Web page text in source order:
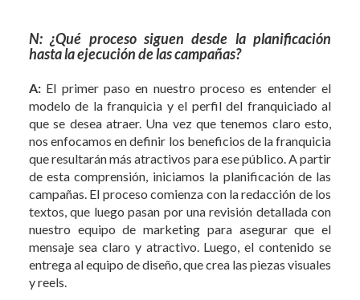
N: ¿Qué proceso siguen desde la planificación
hasta la ejecución de las campañas?
A: El primer paso en nuestro proceso es entender el
modelo de la franquicia y el perfil del franquiciado al
que se desea atraer. Una vez que tenemos claro esto,
nos enfocamos en definir los beneficios de la franquicia
que resultarán más atractivos para ese público. A partir
de esta comprensión, iniciamos la planificación de las
campañas. El proceso comienza con la redacción de los
textos, que luego pasan por una revisión detallada con
nuestro equipo de marketing para asegurar que el
mensaje sea claro y atractivo. Luego, el contenido se
entrega al equipo de diseño, que crea las piezas visuales
y reels.